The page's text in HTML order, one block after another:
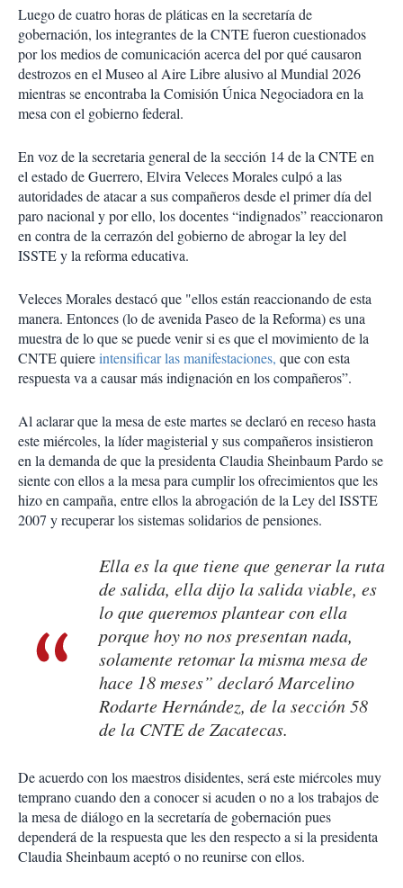
Luego de cuatro horas de pláticas en la secretaría de
gobernación, los integrantes de la CNTE fueron cuestionados
por los medios de comunicación acerca del por qué causaron
destrozos en el Museo al Aire Libre alusivo al Mundial 2026
mientras se encontraba la Comisión Única Negociadora en la
mesa con el gobierno federal.
En voz de la secretaria general de la sección 14 de la CNTE en
el estado de Guerrero, Elvira Veleces Morales culpó a las
autoridades de atacar a sus compañeros desde el primer día del
paro nacional y por ello, los docentes “indignados” reaccionaron
en contra de la cerrazón del gobierno de abrogar la ley del
ISSTE y la reforma educativa.
Veleces Morales destacó que "ellos están reaccionando de esta
manera. Entonces (lo de avenida Paseo de la Reforma) es una
muestra de lo que se puede venir si es que el movimiento de la
CNTE quiereintensificar las manifestaciones, que con esta
respuesta va a causar más indignación en los compañeros”.
Al aclarar que la mesa de este martes se declaró en receso hasta
este miércoles, la líder magisterial y sus compañeros insistieron
en la demanda de que la presidenta Claudia Sheinbaum Pardo se
siente con ellos a la mesa para cumplir los ofrecimientos que les
hizo en campaña, entre ellos la abrogación de la Ley del ISSTE
2007 y recuperar los sistemas solidarios de pensiones.
Ella es la que tiene que generar la ruta
de salida, ella dijo la salida viable, es
lo que queremos plantear con ella
porque hoy no nos presentan nada,
solamente retomar la misma mesa de
hace 18 meses” declaró Marcelino
Rodarte Hernández, de la sección 58
de la CNTE de Zacatecas.
De acuerdo con los maestros disidentes, será este miércoles muy
temprano cuando den a conocer si acuden o no a los trabajos de
la mesa de diálogo en la secretaría de gobernación pues
dependerá de la respuesta que les den respecto a si la presidenta
Claudia Sheinbaum aceptó o no reunirse con ellos.